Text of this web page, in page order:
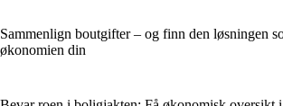
Sammenlign boutgifter – og finn den løsningen
økonomien din